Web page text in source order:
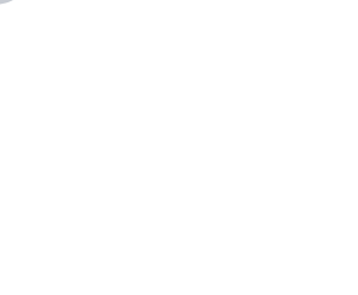
red de distribuidores.
a nuestro ecosistema.